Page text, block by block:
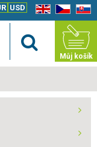
EN CZ SK
USD
Můj košík